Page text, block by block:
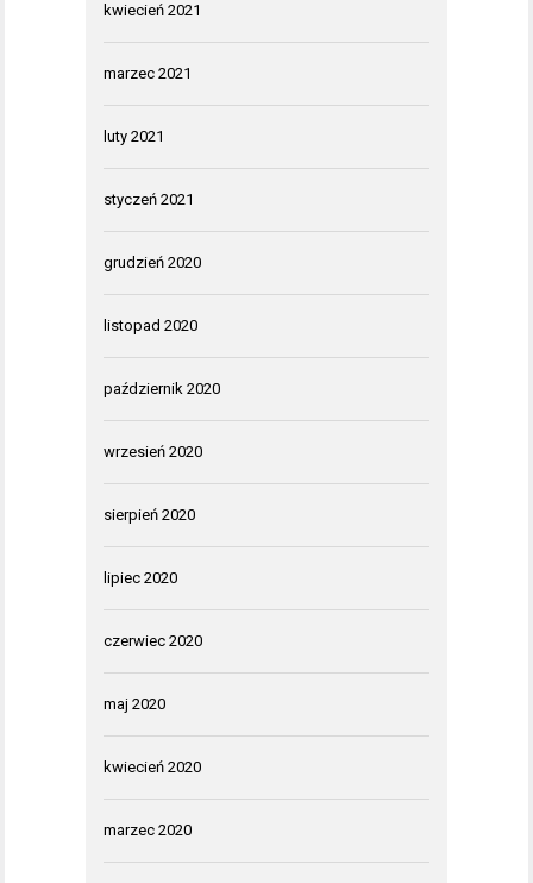
kwiecień 2021
marzec 2021
luty 2021
styczeń 2021
grudzień 2020
listopad 2020
październik 2020
wrzesień 2020
sierpień 2020
lipiec 2020
czerwiec 2020
maj 2020
kwiecień 2020
marzec 2020